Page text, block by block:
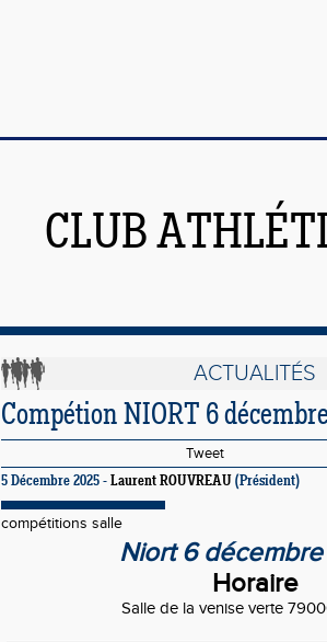
CLUB
ACTUALITÉS
Compétion NIORT 6
Tweet
5 Décembre 2025 - Laurent ROUVREAU (Président)
compétitions salle
Niort 6
Horaire
Salle de la venise verte